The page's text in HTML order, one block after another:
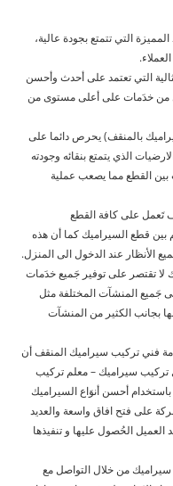
التي تتمتع بجودة عالية،
التي تعتمد على أحدث وأحسن
من خدَمات على أعلى مستوى من
بالمنقف) يحرص دائما على
الذي يتمتع بنقائه وجودته
بين القطع مما يصعب عملية
تَعمل على كافة القطع
بين قطع السيراميك كما أن هذه
الأنظار عند الدخول الى المنزل.
تقتصر على توفير جَميع خدَمات
جَميع المنشآت المختلفة مثل
بجانب الكثير من المنشآت
فني تركيب سيراميك المنقف أن
تركيب سيراميك – معلم تركيب
أحسن أنوَاع السيراميك
على فتح افاق واسعة والعديد
العميل الحُصول عليها و تنفيذها
من خلال التواصل مع